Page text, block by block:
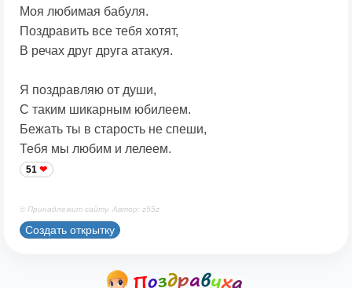
Моя любимая бабуля.
Поздравить все тебя хотят,
В речах друг друга атакуя.
Я поздравляю от души,
С таким шикарным юбилеем.
Бежать ты в старость не спеши,
Тебя мы любим и лелеем.
51
© Принадлежит сайту. Автор: z55z
Создать открытку